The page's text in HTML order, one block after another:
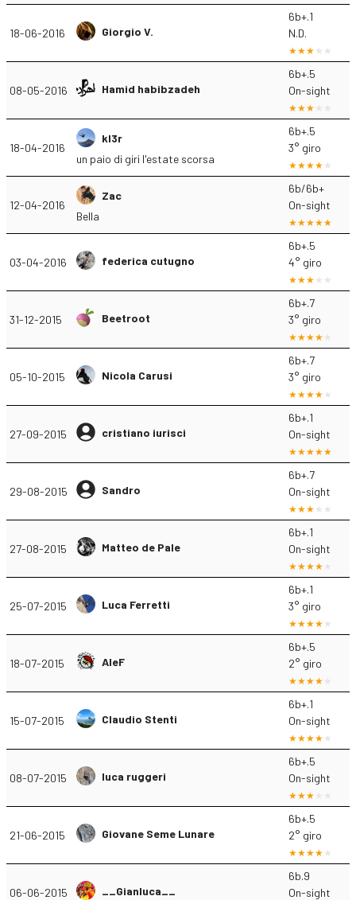
18-06-2016 Giorgio V.
6b+.1
N.D.
08-05-2016 Hamid habibzadeh
6b+.5
On-sight
18-04-2016
kl3r
un paio di giri l'estate scorsa
6b+.5
3° giro
12-04-2016
Zac
Bella
6b/6b+
On-sight
03-04-2016 federica cutugno
6b+.5
4° giro
31-12-2015 Beetroot
6b+.7
3° giro
05-10-2015 Nicola Carusi
6b+.7
3° giro
27-09-2015 cristiano iurisci
6b+.1
On-sight
29-08-2015 Sandro
6b+.7
On-sight
27-08-2015 Matteo de Pale
6b+.1
On-sight
25-07-2015 Luca Ferretti
6b+.1
3° giro
18-07-2015 AleF
6b+.5
2° giro
15-07-2015 Claudio Stenti
6b+.1
On-sight
08-07-2015 luca ruggeri
6b+.5
On-sight
21-06-2015 Giovane Seme Lunare
6b+.5
2° giro
06-06-2015 __Gianluca__
6b.9
On-sight